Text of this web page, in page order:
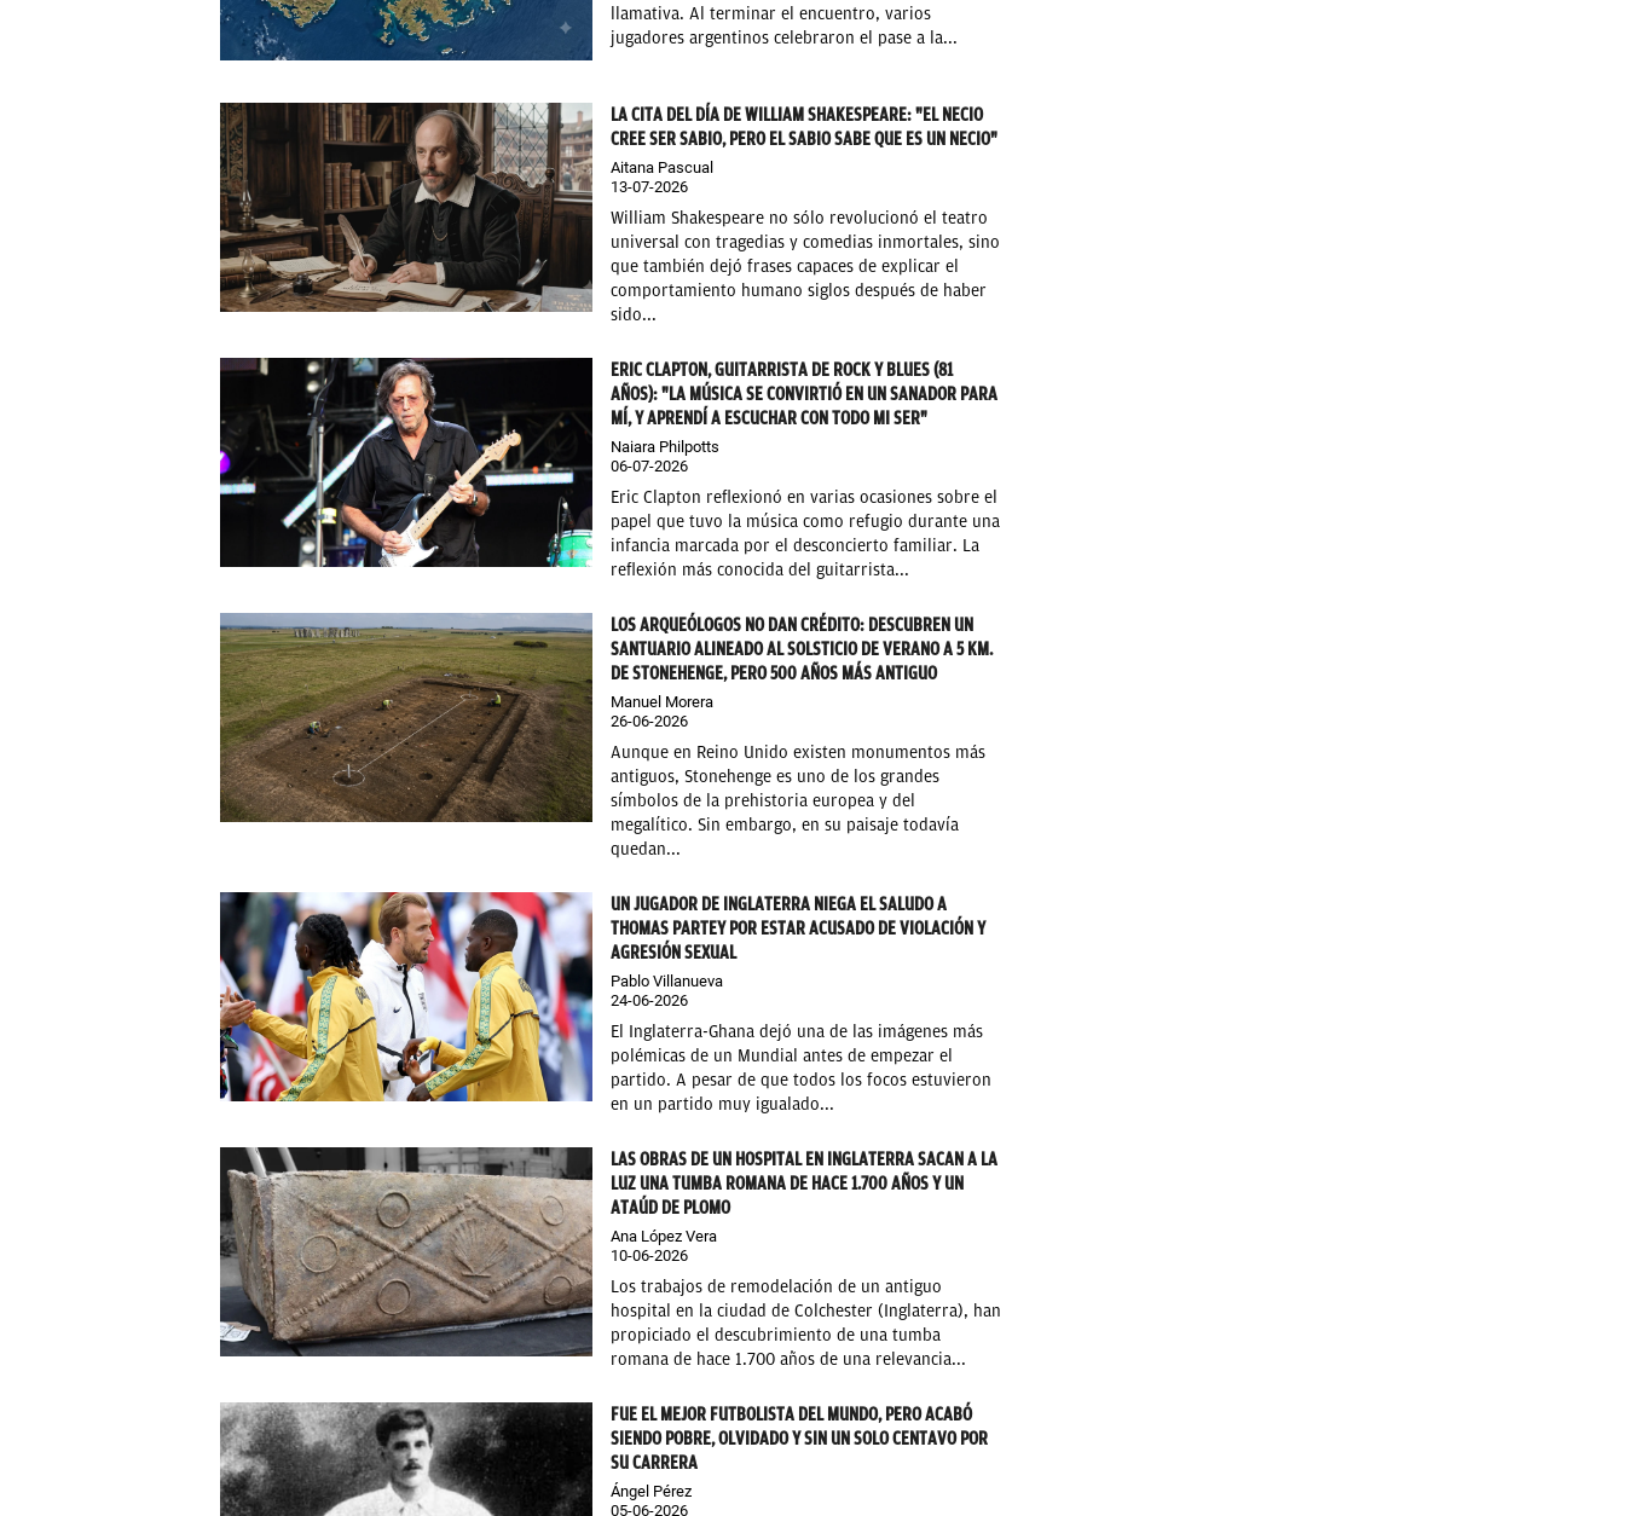
llamativa. Al terminar el encuentro, varios
jugadores argentinos celebraron el pase a la...
LA CITA DEL DÍA DE WILLIAM SHAKESPEARE: "EL NECIO
CREE SER SABIO, PERO EL SABIO SABE QUE ES UN NECIO"
Aitana Pascual
13-07-2026
William Shakespeare no sólo revolucionó el teatro
universal con tragedias y comedias inmortales, sino
que también dejó frases capaces de explicar el
comportamiento humano siglos después de haber
sido...
ERIC CLAPTON, GUITARRISTA DE ROCK Y BLUES (81
AÑOS): "LA MÚSICA SE CONVIRTIÓ EN UN SANADOR PARA
MÍ, Y APRENDÍ A ESCUCHAR CON TODO MI SER"
Naiara Philpotts
06-07-2026
Eric Clapton reflexionó en varias ocasiones sobre el
papel que tuvo la música como refugio durante una
infancia marcada por el desconcierto familiar. La
reflexión más conocida del guitarrista...
LOS ARQUEÓLOGOS NO DAN CRÉDITO: DESCUBREN UN
SANTUARIO ALINEADO AL SOLSTICIO DE VERANO A 5 KM.
DE STONEHENGE, PERO 500 AÑOS MÁS ANTIGUO
Manuel Morera
26-06-2026
Aunque en Reino Unido existen monumentos más
antiguos, Stonehenge es uno de los grandes
símbolos de la prehistoria europea y del
megalítico. Sin embargo, en su paisaje todavía
quedan...
UN JUGADOR DE INGLATERRA NIEGA EL SALUDO A
THOMAS PARTEY POR ESTAR ACUSADO DE VIOLACIÓN Y
AGRESIÓN SEXUAL
Pablo Villanueva
24-06-2026
El Inglaterra-Ghana dejó una de las imágenes más
polémicas de un Mundial antes de empezar el
partido. A pesar de que todos los focos estuvieron
en un partido muy igualado...
LAS OBRAS DE UN HOSPITAL EN INGLATERRA SACAN A LA
LUZ UNA TUMBA ROMANA DE HACE 1.700 AÑOS Y UN
ATAÚD DE PLOMO
Ana López Vera
10-06-2026
Los trabajos de remodelación de un antiguo
hospital en la ciudad de Colchester (Inglaterra), han
propiciado el descubrimiento de una tumba
romana de hace 1.700 años de una relevancia...
FUE EL MEJOR FUTBOLISTA DEL MUNDO, PERO ACABÓ
SIENDO POBRE, OLVIDADO Y SIN UN SOLO CENTAVO POR
SU CARRERA
Ángel Pérez
05-06-2026